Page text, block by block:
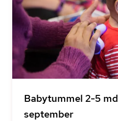
Babytummel 2-5
september